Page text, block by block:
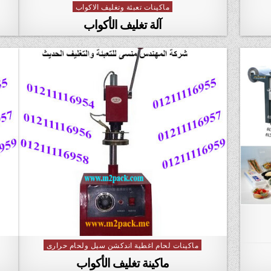
Posted
ماكينات تعبئة وتغليف الاكواب
آلة تغليف الأكواب
Posted
ماكينات لحام اغطية اندكشن سيل ولحام حرارى
ماكينة تغليف الأكواب